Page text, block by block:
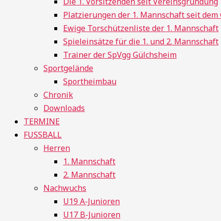
Platzierungen der 1. Mannschaft seit
Ewige Torschützenliste der 1. Mannschaft
Spieleinsätze für die 1. und 2. Mannschaft
Trainer der SpVgg Gülchsheim
Sportgelände
Sportheimbau
Chronik
Downloads
TERMINE
FUSSBALL
Herren
1. Mannschaft
2. Mannschaft
Nachwuchs
U19 A-Junioren
U17 B-Junioren